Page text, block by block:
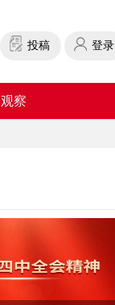
投稿 登录
观察